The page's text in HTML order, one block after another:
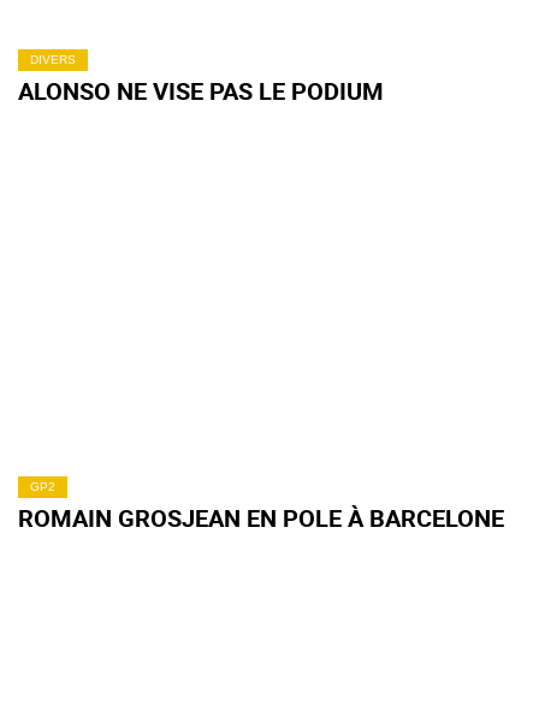
DIVERS
ALONSO NE VISE PAS LE PODIUM
GP2
ROMAIN GROSJEAN EN POLE À BARCELONE